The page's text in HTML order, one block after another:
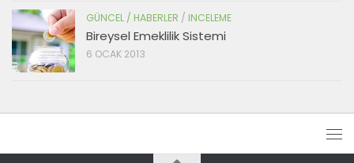
GÜNCEL / HABERLER / INCELEME
Bireysel Emeklilik Sistemi
6 OCAK 2013